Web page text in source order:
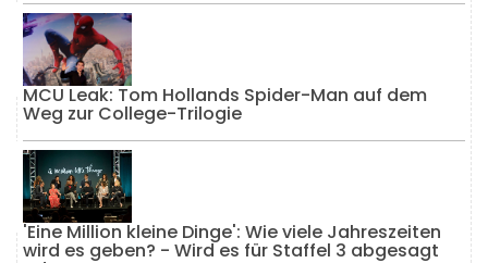
MCU Leak: Tom Hollands Spider-Man auf dem
Weg zur College-Trilogie
'Eine Million kleine Dinge': Wie viele Jahreszeiten
wird es geben? - Wird es für Staffel 3 abgesagt